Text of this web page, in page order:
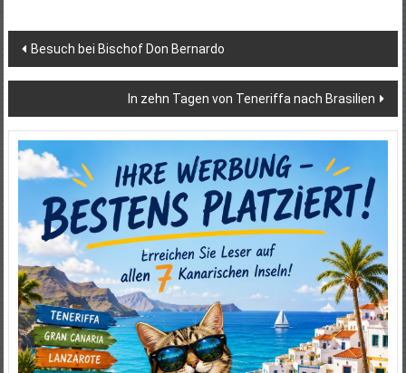
Beitragsnavigation
Besuch bei Bischof Don Bernardo
In zehn Tagen von Teneriffa nach Brasilien